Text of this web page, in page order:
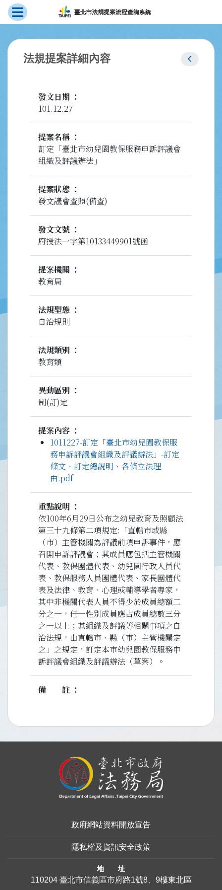
跳到主要內容
展開選單
法規提案詳細內容 chevron_left
發文日期
101.12.27
提案名稱
訂定「臺北市幼兒園教保服務申訴評議會
組織及評議辦法」
提案狀態
發文議會查照(備查)
發文文號
府授法一字第10133449901號函
提案機關
教育局
法規型態
自治規則
法規類別
教育類
異動區別
制(訂)定
提案內容
1011227-訂定「臺北市幼兒園教保服
務申訴評議會組織及評議辦法」-訂定
條文、訂定總說明、各條立法理
由.pdf
重點說明
依100年6月29日公布之幼兒教育及照顧法
第三十九條第二項規定:「直轄市或縣
（市）主管機關為評議前項申訴事件，應
召開申訴評議會；其成員應包括主管機關
代表、教保團體代表、幼兒園行政人員代
表、教保服務人員團體代表、家長團體代
表及法律、教育、心理或輔導學者專家，
其中非機關代表人員不得少於成員總額二
分之一，任一性別成員應占成員總數三分
之一以上；其組織及評議等相關事項之自
治法規，由直轄市、縣（市）主管機關定
之」之規定，訂定本市幼兒園教保服務申
訴評議會組織及評議辦法（草案）。
備註
政府網站資料開放宣告
隱私權及資訊安全政策
地 址
110204 臺北市信義區市府路1號8、9樓東北區